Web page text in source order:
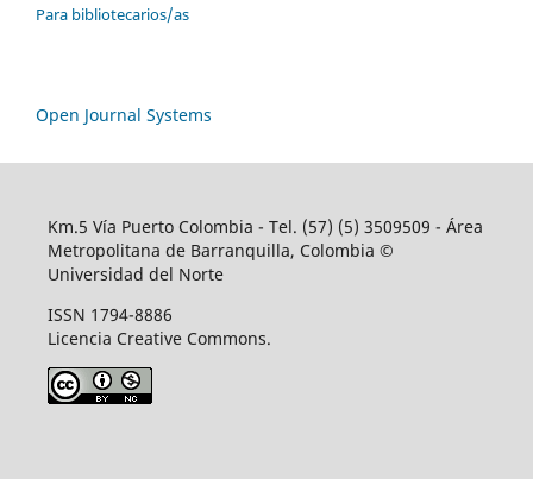
Para bibliotecarios/as
Open Journal Systems
Km.5 Vía Puerto Colombia - Tel. (57) (5) 3509509 - Área
Metropolitana de Barranquilla, Colombia ©
Universidad del Norte
ISSN 1794-8886
Licencia Creative Commons.